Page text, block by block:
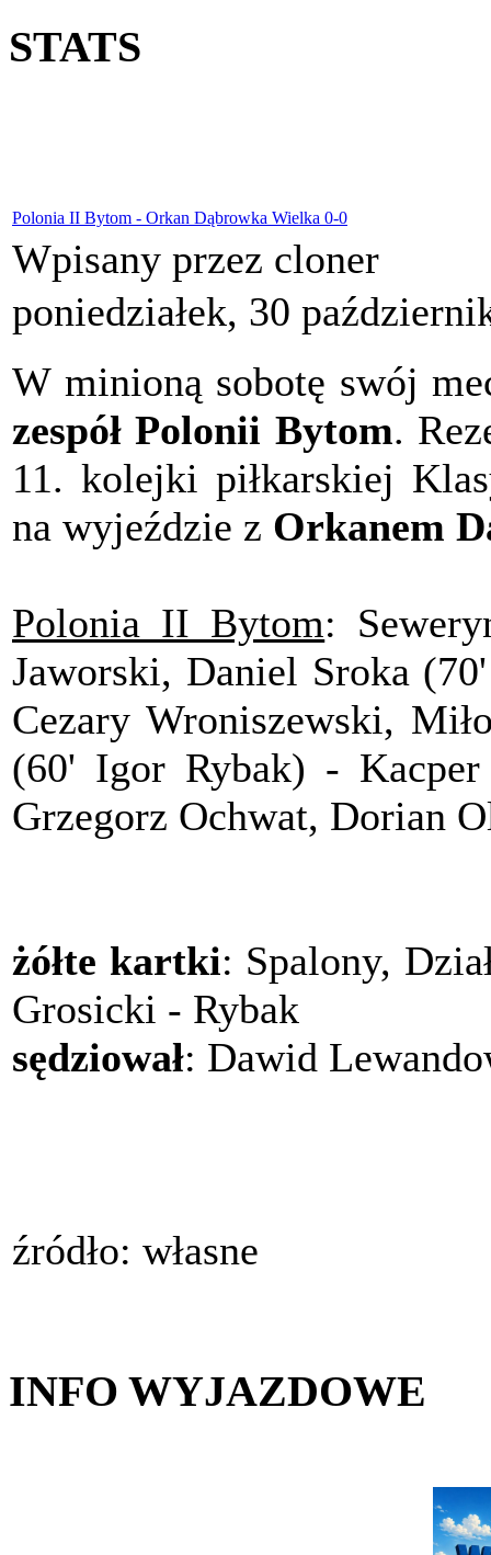
STATS
Polonia II Bytom - Orkan Dąbrowka Wielka 0-0
Wpisany przez cloner
poniedziałek, 30
W minioną sobotę swój
zespół Polonii Bytom.
11. kolejki piłkarskiej
na wyjeździe z Orkanem
Polonia II Bytom:
Jaworski, Daniel Sroka
Cezary Wroniszewski,
(60' Igor Rybak) - Kacper
Grzegorz Ochwat, Dorian
żółte kartki: Spalony,
Grosicki - Rybak
sędziował: Dawid
źródło: własne
INFO WYJAZDOWE